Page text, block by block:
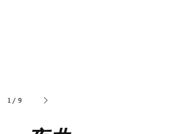
1 / 9